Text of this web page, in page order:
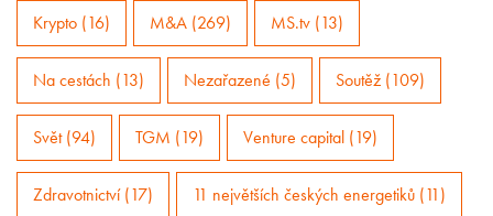
Krypto (16) M&A (269) MS.tv (13)
Na cestách (13) Nezařazené (5) Soutěž (109)
Svět (94) TGM (19) Venture capital (19)
Zdravotnictví (17) 11 největších českých energetiků (11)